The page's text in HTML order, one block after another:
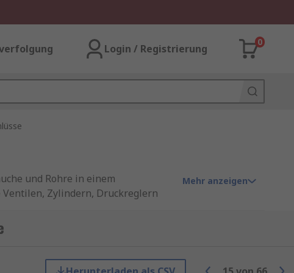
Login / Registrierung
0
und Rohre in einem
Ventilen, Zylindern, Druckreglern
Mehr anzeigen